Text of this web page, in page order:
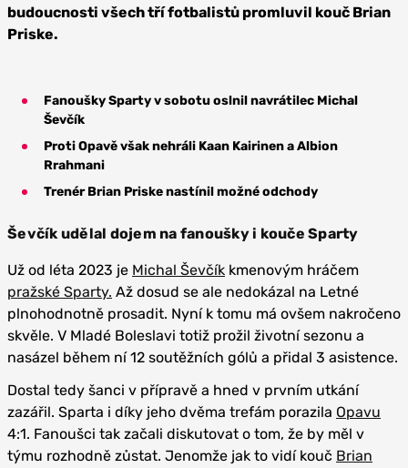
budoucnosti všech tří fotbalistů promluvil kouč Brian
Priske.
Fanoušky Sparty v sobotu oslnil navrátilec Michal
Ševčík
Proti Opavě však nehráli Kaan Kairinen a Albion
Rrahmani
Trenér Brian Priske nastínil možné odchody
Ševčík udělal dojem na fanoušky i kouče Sparty
Už od léta 2023 je Michal Ševčík kmenovým hráčem
pražské Sparty. Až dosud se ale nedokázal na Letné
plnohodnotně prosadit. Nyní k tomu má ovšem nakročeno
skvěle. V Mladé Boleslavi totiž prožil životní sezonu a
nasázel během ní 12 soutěžních gólů a přidal 3 asistence.
Dostal tedy šanci v přípravě a hned v prvním utkání
zazářil. Sparta i díky jeho dvěma trefám porazila Opavu
4:1. Fanoušci tak začali diskutovat o tom, že by měl v
týmu rozhodně zůstat. Jenomže jak to vidí kouč Brian